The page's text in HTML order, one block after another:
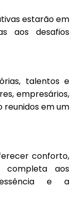
estarão em
aos desafios
talentos e
empresários,
reunidos em um
conforto,
completa aos
e a